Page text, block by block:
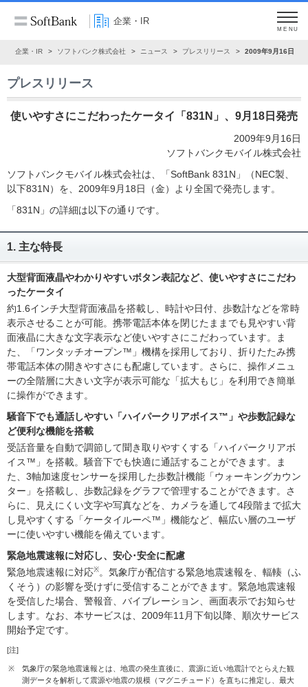
企業・IR
MENU
企業・IR ソフトバンク株式会社 ニュース プレスリリース 2009年9月16日
プレスリリース
使いやすさにこだわったケータイ「831N」、9月18日発売
2009年9月16日
ソフトバンクモバイル株式会社
ソフトバンクモバイル株式会社は、「SoftBank 831N」（NEC製、
以下831N）を、2009年9月18日（金）より全国で発売します。
「831N」の詳細は以下の通りです。
1. 主な特長
大型背面液晶やわかりやすいボタン表記など、使いやすさにこだわ
ったケータイ
約1.6インチ大型背面液晶を搭載し、時計や日付、歩数計などを常時
表示させることが可能。携帯電話本体を閉じたままでも見やすい背
面液晶に大きな文字表示など使いやすさにこだわっています。ま
た、「ワンタッチオープン™」機構を採用しており、折りたたみ携
帯電話本体の開きやすさにも配慮しています。さらに、操作メニュ
ーの全階層に大きい文字が表示可能な「拡大もじ」を利用でき簡単
に操作ができます。
騒音下でも通話しやすい「ハイパークリアボイス™」や歩数記録な
ど便利な機能を搭載
受話音量を自動で調節して聞き取りやすくする「ハイパークリアボ
イス™」を搭載。騒音下でも快適に通話することができます。ま
た、3軸加速度センサーを採用した歩数計機能「ウォーキングカウン
ター」を搭載し、歩数記録をグラフで管理することができます。さ
らに、見えにくい文字や写真などを、カメラを通して4段階まで拡大
し見やすくする「ケータイルーペ™」機能など、幅広い層のユーザ
ーに使いやすい機能を備えています。
緊急地震速報に対応し、安心･安全に配慮
緊急地震速報に対応※。気象庁が配信する緊急地震速報を、輻輳（ふ
くそう）の影響を受けずに受信することができます。緊急地震速報
を受信した場合、警報音、バイブレーション、画面表示でお知らせ
します。なお、本サービスは、2009年11月下旬以降、順次サービス
開始予定です。
[注]
※
気象庁の緊急地震速報とは、地震の発生直後に、震源に近い地震計でとらえた観
測データを解析して震源や地震の規模（マグニチュード）を直ちに推定し、最大